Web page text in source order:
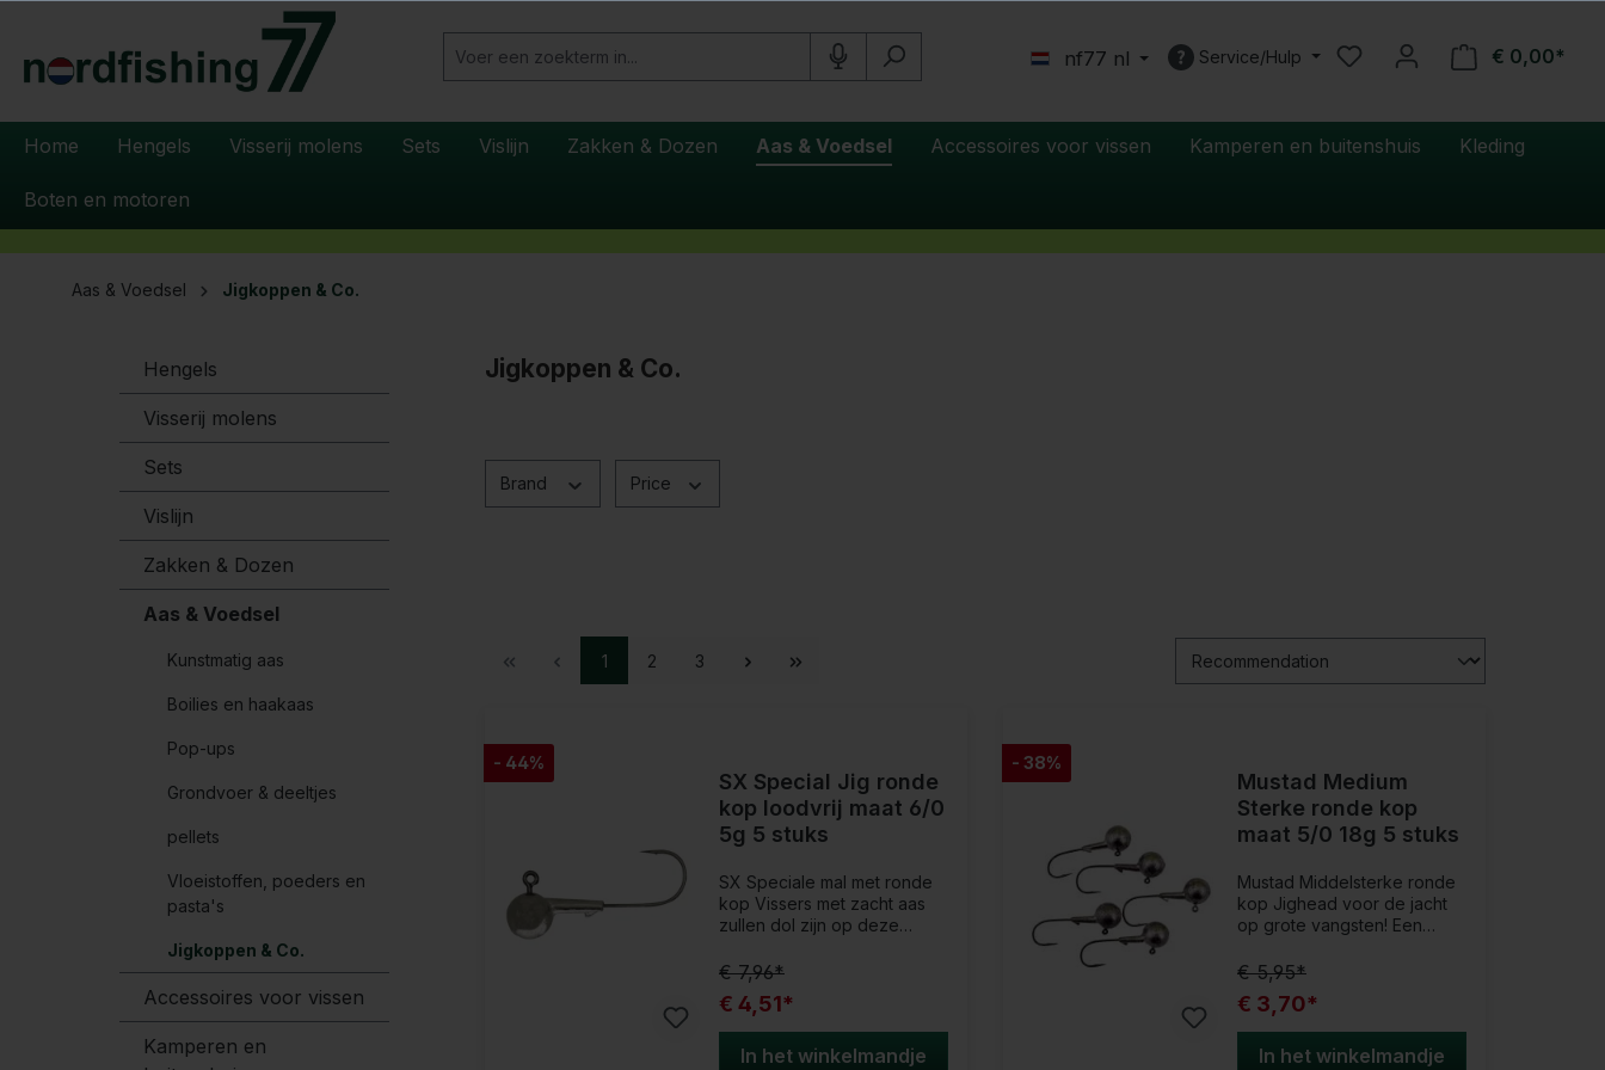
Ga naar de hoofdnavigatie
nf77 nl Service/Hulp € 0,00*
Home Hengels Visserij molens Sets Vislijn Zakken & Dozen Aas & Voedsel Accessoires voor vissen Kamperen en buitenshuis Kleding
Boten en motoren
Aas & Voedsel Jigkoppen & Co.
Hengels
Visserij molens
Sets
Vislijn
Zakken & Dozen
Aas & Voedsel
Kunstmatig aas
Boilies en haakaas
Pop-ups
Grondvoer & deeltjes
pellets
Vloeistoffen, poeders en
pasta's
Jigkoppen & Co.
Accessoires voor vissen
Kamperen en
Jigkoppen & Co.
Brand Price
1 2 3
- 44%
SX Special Jig ronde
kop loodvrij maat 6/0
5g 5 stuks
SX Speciale mal met ronde
kop Vissers met zacht aas
zullen dol zijn op deze
jighaak is gemaakt van
hoogwaardig staal,
vlakgesmeed en daardoor
uiterst stabiel. De gladde
zwart-nikkelafwerking in
€ 7,96*
€ 4,51*
In het winkelmandje
- 38%
Mustad Medium
Sterke ronde kop
maat 5/0 18g 5 stuks
Mustad Middelsterke ronde
kop Jighead voor de jacht
op grote vangsten! Een
grote, ronde haakboog.
Deze loodkop is perfect
voor het vissen met een licht
tot middelmatig
werpgewicht. Het maakt niet
€ 5,95*
€ 3,70*
In het winkelmandje